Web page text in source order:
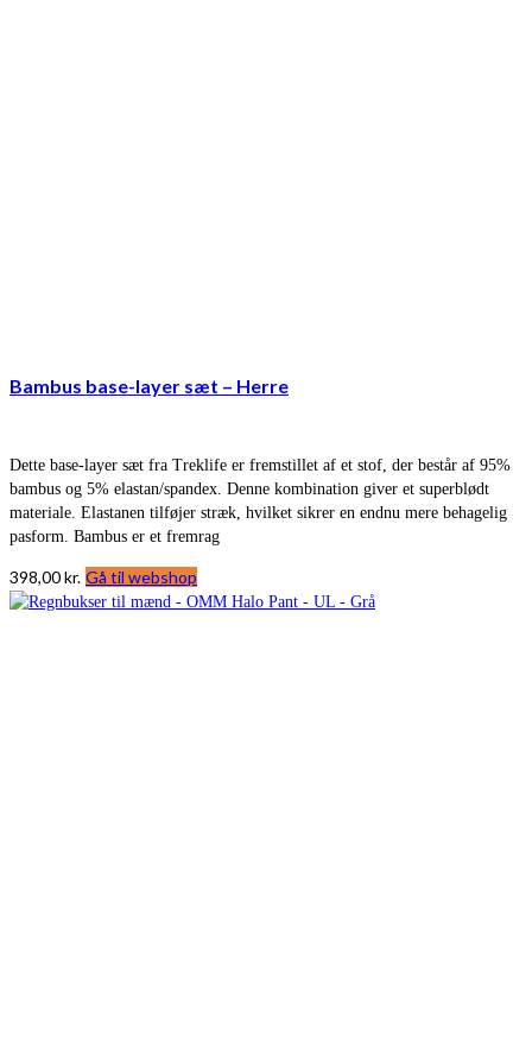
Bambus base-layer sæt – Herre
Dette base-layer sæt fra Treklife er fremstillet af et stof, der består af 95%
bambus og 5% elastan/spandex. Denne kombination giver et superblødt
materiale. Elastanen tilføjer stræk, hvilket sikrer en endnu mere behagelig
pasform. Bambus er et fremrag
398,00kr. Gå til webshop